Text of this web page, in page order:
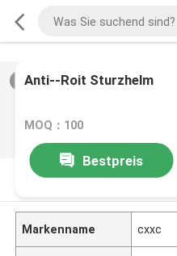
/0
Anti--Roit Sturzhelm
MOQ：100
Bestpreis
PRODUKT-BESCHREIBUNG
Markenname cxxc